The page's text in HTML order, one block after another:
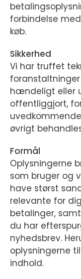
forbindelse
køb.
Sikkerhed
Vi har truffet
hændeligt eller
offentliggjort,
øvrigt
Formål
Oplysningerne
som bruger og
have størst
relevante for
betalinger,
du har
nyhedsbrev.
oplysningerne
indhold.